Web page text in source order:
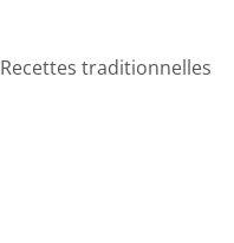
Recettes traditionnelles